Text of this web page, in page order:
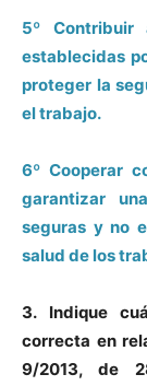
5º Contribuir
establecidas
proteger la
el trabajo.
6º Cooperar
garantizar
seguras y no
salud de los
3. Indique
correcta en
9/2013, de